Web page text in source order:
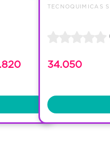
TECNOQUIMICAS
34.050